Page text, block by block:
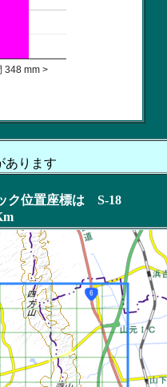
mm >
あります
ク位置座標は S-18